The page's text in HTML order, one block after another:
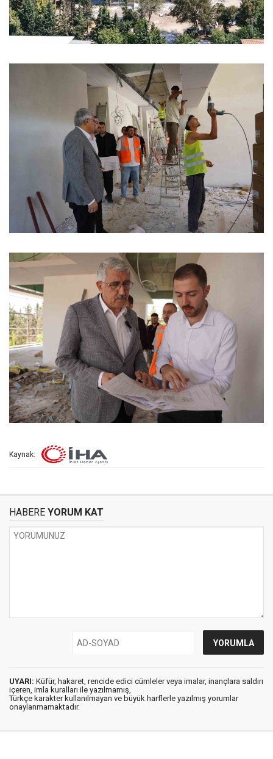
Kaynak:
HABERE YORUM KAT
UYARI: Küfür, hakaret, rencide edici cümleler veya imalar, inançlara saldırı
içeren, imla kuralları ile yazılmamış,
Türkçe karakter kullanılmayan ve büyük harflerle yazılmış yorumlar
onaylanmamaktadır.